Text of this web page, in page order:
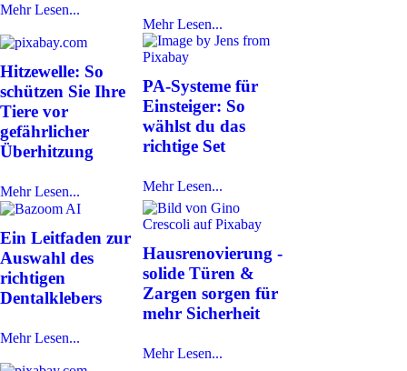
Mehr Lesen...
Mehr Lesen...
Hitzewelle: So
schützen Sie Ihre
Tiere vor
gefährlicher
Überhitzung
Mehr Lesen...
PA-Systeme für
Einsteiger: So
wählst du das
richtige Set
Mehr Lesen...
Ein Leitfaden zur
Auswahl des
richtigen
Dentalklebers
Mehr Lesen...
Hausrenovierung -
solide Türen &
Zargen sorgen für
mehr Sicherheit
Mehr Lesen...